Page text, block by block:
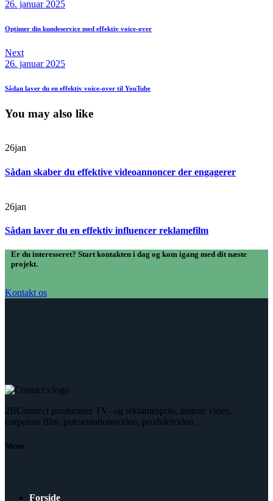
26. januar 2025
Optimer din kundeservice med effektiv voice-over
Next
26. januar 2025
Sådan laver du en effektiv voice-over til YouTube
You may also like
26jan
Sådan skaber du effektive videoannoncer der engagerer
26jan
Sådan laver du en effektiv influencer reklamefilm
Er du interesseret? Start kontakten i dag og kom igang med dit næste
projekt.
Kontakt os
2BConnect producerer TV- og reklamespots, instore video,
corporate film, præsentationsvideo, produktvideo…
Menu
Forside